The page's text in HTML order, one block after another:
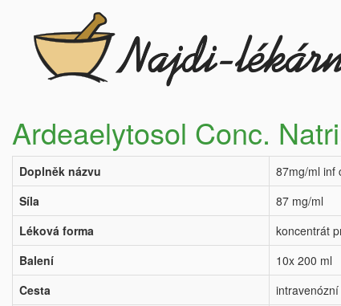
Ardeaelytosol Conc.
Doplněk názvu
87mg/ml inf
Síla
87 mg/ml
Léková forma
koncentrát
Balení
10x 200 ml
Cesta